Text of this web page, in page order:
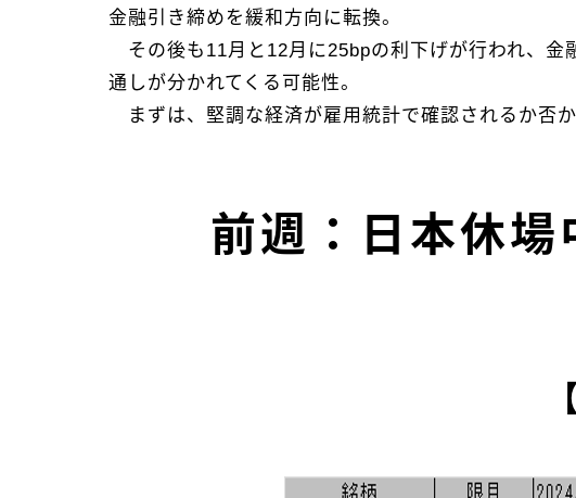
金融引き締めを緩和方向に転換。
その後も11月と12月に25bpの利下げが行われ、金
通しが分かれてくる可能性。
まずは、堅調な経済が雇用統計で確認されるか否か
前週：日本休場